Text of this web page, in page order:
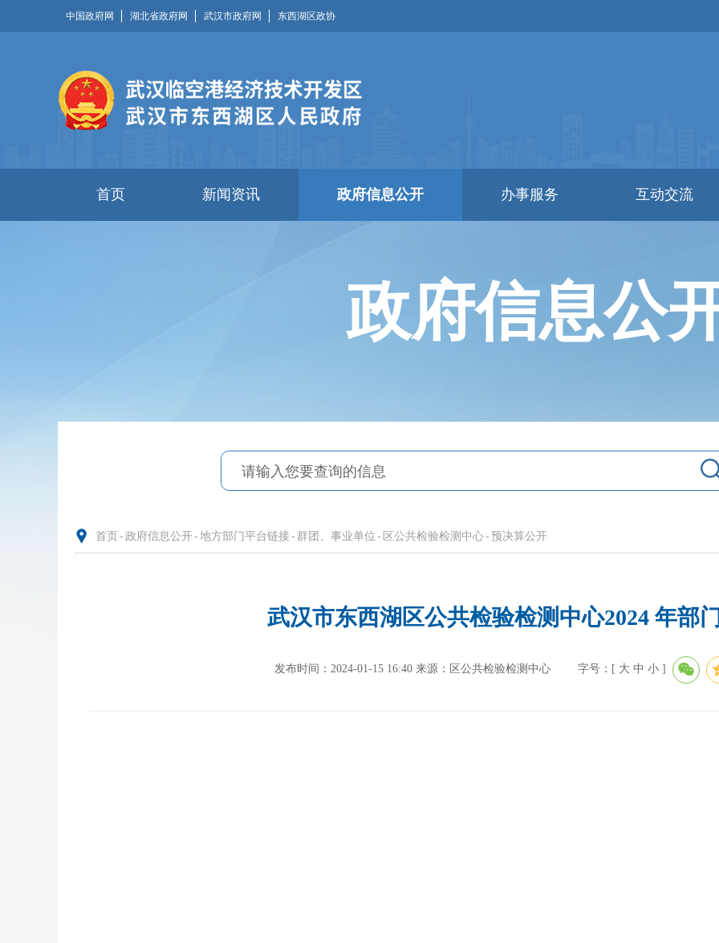
中国政府网 湖北省政府网 武汉市政府网 东西湖区政协
首页 新闻资讯 政府信息公开 办事服务 互动交流
政府信息公
首页 - 政府信息公开- 地方部门平台链接- 群团、事业单位 - 区公共检验检测中心- 预决算公开
武汉市东西湖区公共检验检测中心2024 年部
发布时间：2024-01-15 16:40 来源：区公共检验检测中心 字号：[ 大 中 小 ]